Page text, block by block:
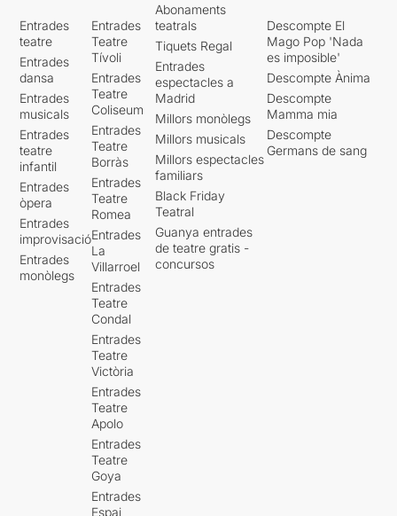
Entrades
teatre
Entrades
dansa
Entrades
musicals
Entrades
teatre
infantil
Entrades
òpera
Entrades
improvisació
Entrades
monòlegs
Entrades
Teatre
Tívoli
Entrades
Teatre
Coliseum
Entrades
Teatre
Borràs
Entrades
Teatre
Romea
Entrades
La
Villarroel
Entrades
Teatre
Condal
Entrades
Teatre
Victòria
Entrades
Teatre
Apolo
Entrades
Teatre
Goya
Entrades
Espai
Abonaments
teatrals
Tiquets Regal
Entrades
espectacles a
Madrid
Millors monòlegs
Millors musicals
Millors espectacles
familiars
Black Friday
Teatral
Guanya entrades
de teatre gratis -
concursos
Descompte El
Mago Pop 'Nada
es imposible'
Descompte Ànima
Descompte
Mamma mia
Descompte
Germans de sang